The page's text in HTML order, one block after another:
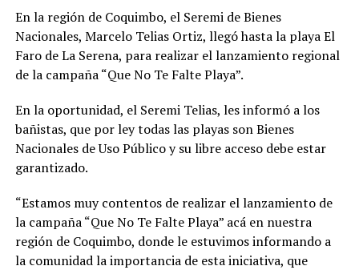
En la región de Coquimbo, el Seremi de Bienes
Nacionales, Marcelo Telias Ortiz, llegó hasta la playa El
Faro de La Serena, para realizar el lanzamiento regional
de la campaña “Que No Te Falte Playa”.
En la oportunidad, el Seremi Telias, les informó a los
bañistas, que por ley todas las playas son Bienes
Nacionales de Uso Público y su libre acceso debe estar
garantizado.
“Estamos muy contentos de realizar el lanzamiento de
la campaña “Que No Te Falte Playa” acá en nuestra
región de Coquimbo, donde le estuvimos informando a
la comunidad la importancia de esta iniciativa, que